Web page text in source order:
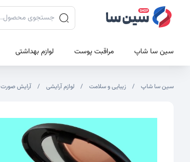
جستجوی محصولات
سین سا شاپ مراقبت پوست لوازم بهداشتی
سین سا شاپ زیبایی و سلامت لوازم آرایشی آرایش صورت